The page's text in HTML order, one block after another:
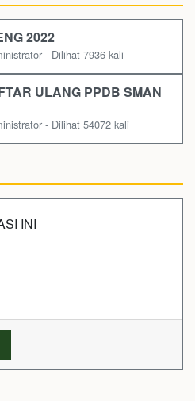
2022
- Dilihat 7936 kali
ULANG PPDB SMAN
- Dilihat 54072 kali
INI